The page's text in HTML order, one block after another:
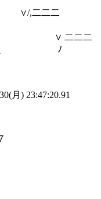
二
二二
＼ ﾉ
月) 23:47:20.91
＿